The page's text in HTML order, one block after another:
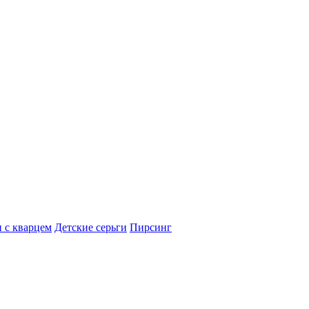
с кварцем Детские серьги Пирсинг